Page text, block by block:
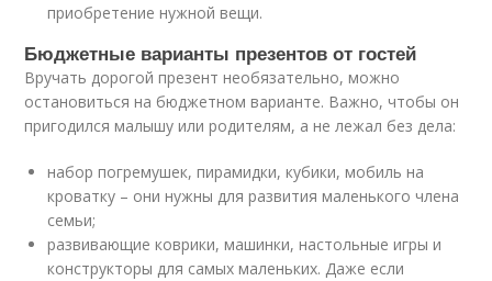
приобретение нужной вещи.
Бюджетные варианты презентов от гостей
Вручать дорогой презент необязательно, можно
остановиться на бюджетном варианте. Важно, чтобы он
пригодился малышу или родителям, а не лежал без дела:
набор погремушек, пирамидки, кубики, мобиль на
кроватку – они нужны для развития маленького члена
семьи;
развивающие коврики, машинки, настольные игры и
конструкторы для самых маленьких. Даже если